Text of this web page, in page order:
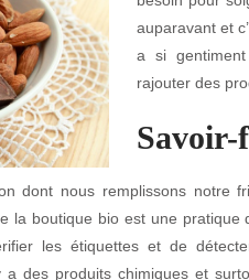
auparavant et
a si
rajouter des
Savoir-
dont nous remplissons notre
la boutique bio est une
les étiquettes et de
a des produits chimiques et